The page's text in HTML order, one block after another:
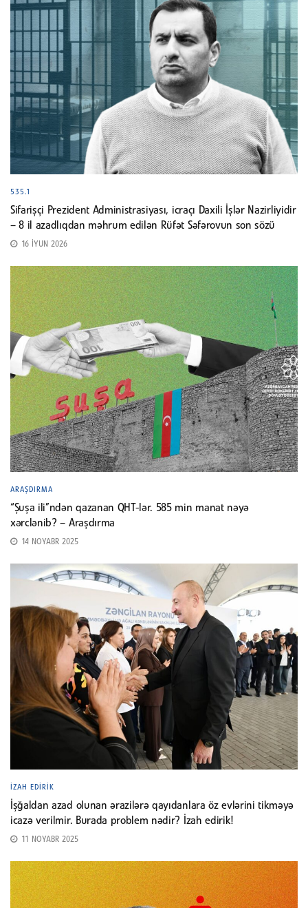
535.1
Sifarişçi Prezident Administrasiyası, icraçı Daxili İşlər Nazirliyidir
– 8 il azadlıqdan məhrum edilən Rüfət Səfərovun son sözü
16 İYUN 2026
ARAŞDIRMA
“Şuşa ili”ndən qazanan QHT-lər. 585 min manat nəyə
xərclənib? – Araşdırma
14 NOYABR 2025
İZAH EDIRIK
İşğaldan azad olunan ərazilərə qayıdanlara öz evlərini tikməyə
icazə verilmir. Burada problem nədir? İzah edirik!
11 NOYABR 2025